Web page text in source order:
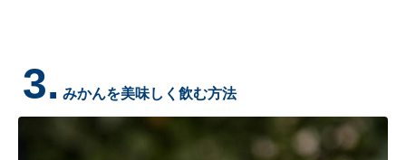
3. みかんを美味しく飲む方法